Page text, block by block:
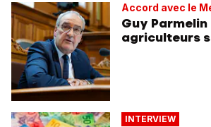
Accord avec le
Guy
agriculteurs
INTERVIEW